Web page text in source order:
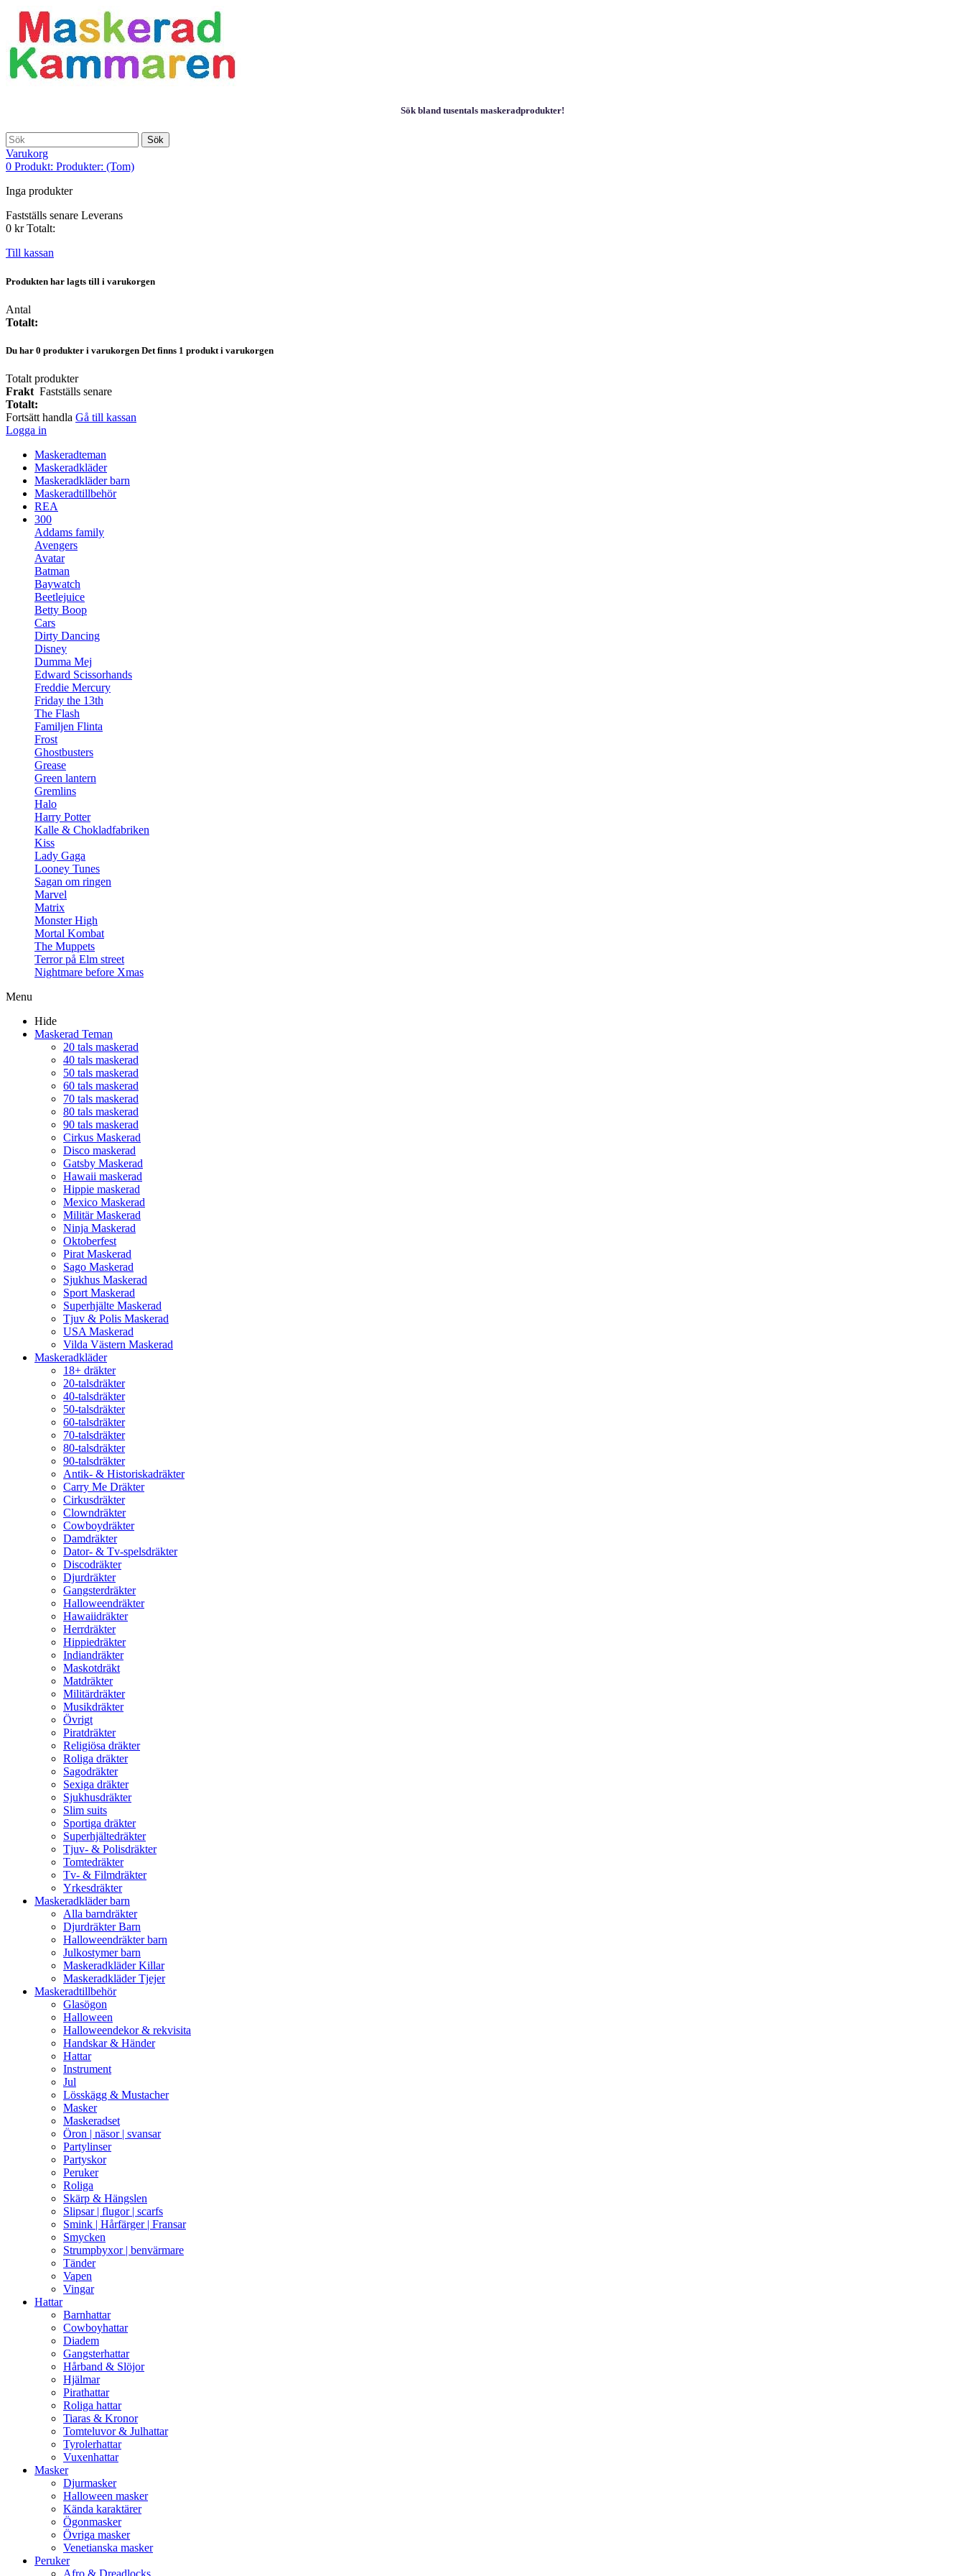
Sök bland tusentals maskeradprodukter!
Sök
Varukorg
0 Produkt: Produkter: (Tom)
Inga produkter
Fastställs senare Leverans
0 kr Totalt:
Till kassan
Produkten har lagts till i varukorgen
Antal
Totalt:
Du har 0 produkter i varukorgen Det finns 1 produkt i varukorgen
Totalt produkter
Frakt Fastställs senare
Totalt:
Fortsätt handla Gå till kassan
Logga in
Maskeradteman
Maskeradkläder
Maskeradkläder barn
Maskeradtillbehör
REA
300
Addams family
Avengers
Avatar
Batman
Baywatch
Beetlejuice
Betty Boop
Cars
Dirty Dancing
Disney
Dumma Mej
Edward Scissorhands
Freddie Mercury
Friday the 13th
The Flash
Familjen Flinta
Frost
Ghostbusters
Grease
Green lantern
Gremlins
Halo
Harry Potter
Kalle & Chokladfabriken
Kiss
Lady Gaga
Looney Tunes
Sagan om ringen
Marvel
Matrix
Monster High
Mortal Kombat
The Muppets
Terror på Elm street
Nightmare before Xmas
Menu
Hide
Maskerad Teman
20 tals maskerad
40 tals maskerad
50 tals maskerad
60 tals maskerad
70 tals maskerad
80 tals maskerad
90 tals maskerad
Cirkus Maskerad
Disco maskerad
Gatsby Maskerad
Hawaii maskerad
Hippie maskerad
Mexico Maskerad
Militär Maskerad
Ninja Maskerad
Oktoberfest
Pirat Maskerad
Sago Maskerad
Sjukhus Maskerad
Sport Maskerad
Superhjälte Maskerad
Tjuv & Polis Maskerad
USA Maskerad
Vilda Västern Maskerad
Maskeradkläder
18+ dräkter
20-talsdräkter
40-talsdräkter
50-talsdräkter
60-talsdräkter
70-talsdräkter
80-talsdräkter
90-talsdräkter
Antik- & Historiskadräkter
Carry Me Dräkter
Cirkusdräkter
Clowndräkter
Cowboydräkter
Damdräkter
Dator- & Tv-spelsdräkter
Discodräkter
Djurdräkter
Gangsterdräkter
Halloweendräkter
Hawaiidräkter
Herrdräkter
Hippiedräkter
Indiandräkter
Maskotdräkt
Matdräkter
Militärdräkter
Musikdräkter
Övrigt
Piratdräkter
Religiösa dräkter
Roliga dräkter
Sagodräkter
Sexiga dräkter
Sjukhusdräkter
Slim suits
Sportiga dräkter
Superhjältedräkter
Tjuv- & Polisdräkter
Tomtedräkter
Tv- & Filmdräkter
Yrkesdräkter
Maskeradkläder barn
Alla barndräkter
Djurdräkter Barn
Halloweendräkter barn
Julkostymer barn
Maskeradkläder Killar
Maskeradkläder Tjejer
Maskeradtillbehör
Glasögon
Halloween
Halloweendekor & rekvisita
Handskar & Händer
Hattar
Instrument
Jul
Lösskägg & Mustacher
Masker
Maskeradset
Öron | näsor | svansar
Partylinser
Partyskor
Peruker
Roliga
Skärp & Hängslen
Slipsar | flugor | scarfs
Smink | Hårfärger | Fransar
Smycken
Strumpbyxor | benvärmare
Tänder
Vapen
Vingar
Hattar
Barnhattar
Cowboyhattar
Diadem
Gangsterhattar
Hårband & Slöjor
Hjälmar
Pirathattar
Roliga hattar
Tiaras & Kronor
Tomteluvor & Julhattar
Tyrolerhattar
Vuxenhattar
Masker
Djurmasker
Halloween masker
Kända karaktärer
Ögonmasker
Övriga masker
Venetianska masker
Peruker
Afro & Dreadlocks